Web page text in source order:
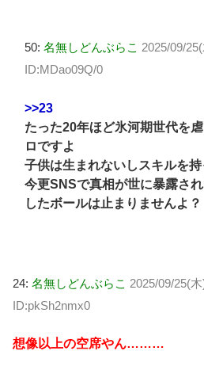
50: 名無しどんぶらこ 2025/09/
ID:MDao09Q/0
>>23
たった20年ほど氷河期世代を
ロですよ
子供は生まれないしスキルを
今更SNSで真相が世に暴露さ
したボールは止まりませんよ？
24: 名無しどんぶらこ 2025/09/25(
ID:pkSh2nmx0
想像以上の空席やん………